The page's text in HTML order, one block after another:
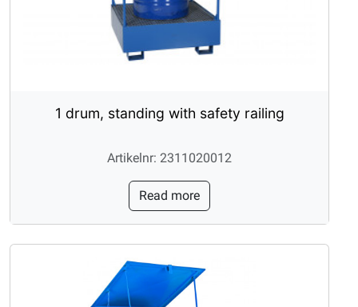
1 drum, standing with safety railing
Artikelnr: 2311020012
Read more